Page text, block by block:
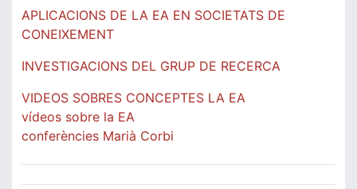
APLICACIONS DE LA EA EN SOCIETATS DE
CONEIXEMENT
INVESTIGACIONS DEL GRUP DE RECERCA
VIDEOS SOBRES CONCEPTES LA EA
vídeos sobre la EA
conferències Marià Corbi